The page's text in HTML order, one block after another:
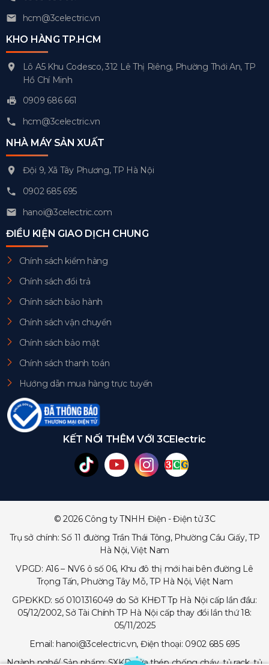
hcm@3celectric.vn
KHO HÀNG TP.HCM
Lô A5 Khu Codesco, 312 Lê Thị Riêng, Phường Thới An, TP
Hồ Chí Minh
0909 686 661
hcm@3celectric.vn
NHÀ MÁY SẢN XUẤT
Đội 9, Xã Tây Phương, TP Hà Nội
0902 685 695
hanoi@3celectric.com
ĐIỀU KIỆN GIAO DỊCH CHUNG
Chính sách kiểm hàng
Chính sách đổi trả
Chính sách bảo hành
Chính sách vận chuyển
Chính sách bảo mật
Chính sách thanh toán
Hướng dẫn mua hàng trực tuyến
KẾT NỐI THÊM VỚI 3CElectric
© 2026 Công ty TNHH Điện - Điện tử 3C
Trụ sở chính: Số 11 đường Trần Thái Tông, Phường Cầu Giấy, TP
Hà Nội, Việt Nam
VPGD: A16 – NV6 ô số 06, Khu đô thị mới hai bên đường Lê
Trọng Tấn, Phường Tây Mỗ, TP Hà Nội, Việt Nam
GPĐKKD: số 0101316049 do Sở KHĐT Tp Hà Nội cấp lần đầu:
05/12/2002, Sở Tài Chính TP Hà Nội cấp thay đổi lần thứ 18:
05/11/2025
Email: hanoi@3celectric.vn, Điện thoại: 0902 685 695
Ngành nghề/ Sản phẩm: SXKD cửa thép chống cháy, tủ rack, tủ